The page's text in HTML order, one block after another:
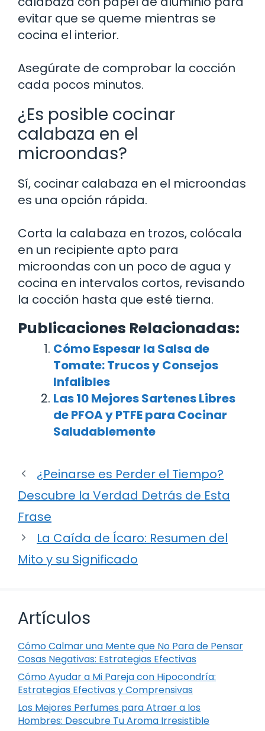
evitar que se queme mientras se
cocina el interior.
Asegúrate de comprobar la cocción
cada pocos minutos.
¿Es posible cocinar
calabaza en el
microondas?
Sí, cocinar calabaza en el microondas
es una opción rápida.
Corta la calabaza en trozos, colócala
en un recipiente apto para
microondas con un poco de agua y
cocina en intervalos cortos, revisando
la cocción hasta que esté tierna.
Publicaciones Relacionadas:
Cómo Espesar la Salsa de
Tomate: Trucos y Consejos
Infalibles
Las 10 Mejores Sartenes Libres
de PFOA y PTFE para Cocinar
Saludablemente
¿Peinarse es Perder el Tiempo?
Descubre la Verdad Detrás de Esta
Frase
La Caída de Ícaro: Resumen del
Mito y su Significado
Artículos
Cómo Calmar una Mente que No Para de Pensar
Cosas Negativas: Estrategias Efectivas
Cómo Ayudar a Mi Pareja con Hipocondría:
Estrategias Efectivas y Comprensivas
Los Mejores Perfumes para Atraer a los
Hombres: Descubre Tu Aroma Irresistible